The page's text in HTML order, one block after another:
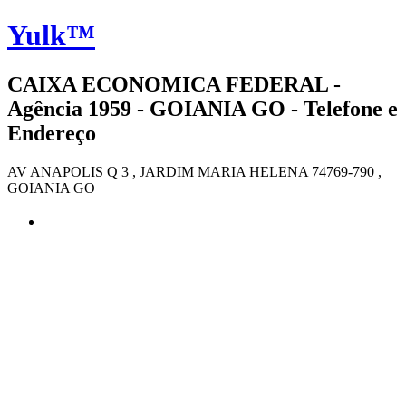
Yulk™
CAIXA ECONOMICA FEDERAL -
Agência 1959 - GOIANIA GO - Telefone e
Endereço
AV ANAPOLIS Q 3 , JARDIM MARIA HELENA 74769-790 ,
GOIANIA GO